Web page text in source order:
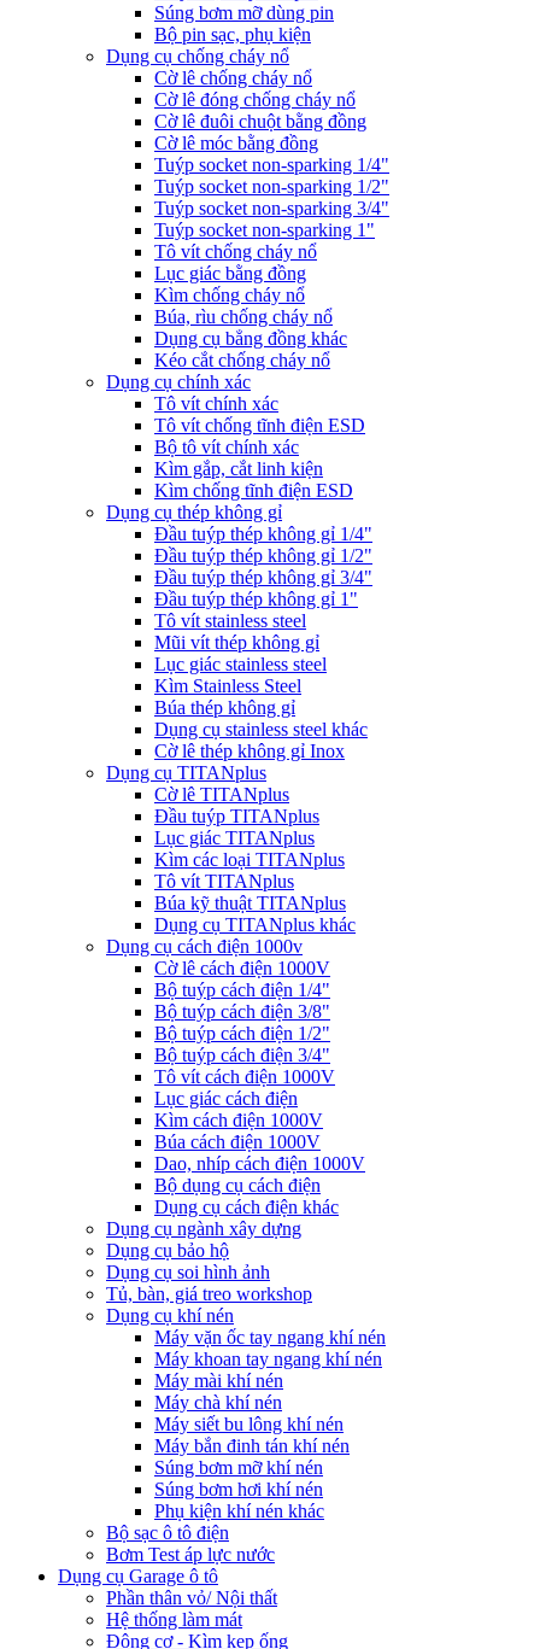
Súng bơm mỡ dùng pin
Bộ pin sạc, phụ kiện
Dụng cụ chống cháy nổ
Cờ lê chống cháy nổ
Cờ lê đóng chống cháy nổ
Cờ lê đuôi chuột bằng đồng
Cờ lê móc bằng đồng
Tuýp socket non-sparking 1/4"
Tuýp socket non-sparking 1/2"
Tuýp socket non-sparking 3/4"
Tuýp socket non-sparking 1"
Tô vít chống cháy nổ
Lục giác bằng đồng
Kìm chống cháy nổ
Búa, rìu chống cháy nổ
Dụng cụ bẳng đồng khác
Kéo cắt chống cháy nổ
Dụng cụ chính xác
Tô vít chính xác
Tô vít chống tĩnh điện ESD
Bộ tô vít chính xác
Kìm gắp, cắt linh kiện
Kìm chống tĩnh điện ESD
Dụng cụ thép không gỉ
Đầu tuýp thép không gỉ 1/4"
Đầu tuýp thép không gỉ 1/2"
Đầu tuýp thép không gỉ 3/4"
Đầu tuýp thép không gỉ 1"
Tô vít stainless steel
Mũi vít thép không gỉ
Lục giác stainless steel
Kìm Stainless Steel
Búa thép không gỉ
Dụng cụ stainless steel khác
Cờ lê thép không gỉ Inox
Dụng cụ TITANplus
Cờ lê TITANplus
Đầu tuýp TITANplus
Lục giác TITANplus
Kìm các loại TITANplus
Tô vít TITANplus
Búa kỹ thuật TITANplus
Dụng cụ TITANplus khác
Dụng cụ cách điện 1000v
Cờ lê cách điện 1000V
Bộ tuýp cách điện 1/4"
Bộ tuýp cách điện 3/8"
Bộ tuýp cách điện 1/2"
Bộ tuýp cách điện 3/4"
Tô vít cách điện 1000V
Lục giác cách điện
Kìm cách điện 1000V
Búa cách điện 1000V
Dao, nhíp cách điện 1000V
Bộ dụng cụ cách điện
Dụng cụ cách điện khác
Dụng cụ ngành xây dựng
Dụng cụ bảo hộ
Dụng cụ soi hình ảnh
Tủ, bàn, giá treo workshop
Dụng cụ khí nén
Máy vặn ốc tay ngang khí nén
Máy khoan tay ngang khí nén
Máy mài khí nén
Máy chà khí nén
Máy siết bu lông khí nén
Máy bắn đinh tán khí nén
Súng bơm mỡ khí nén
Súng bơm hơi khí nén
Phụ kiện khí nén khác
Bộ sạc ô tô điện
Bơm Test áp lực nước
Dụng cụ Garage ô tô
Phần thân vỏ/ Nội thất
Hệ thống làm mát
Động cơ - Kìm kẹp ống